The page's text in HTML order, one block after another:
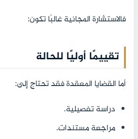
فالاستشارة المجانية غالبًا تكون:
تقييمًا أوليًا للحالة
أما القضايا المعقدة فقد تحتاج إلى:
دراسة تفصيلية.
مراجعة مستندات.